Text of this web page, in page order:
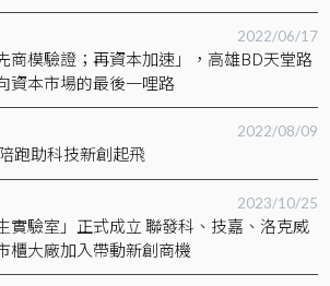
2022/06/17
商模驗證；再資本加速」，高雄BD天堂路
資本市場的最後一哩路
2022/08/09
跑助科技新創起飛
2023/10/25
實驗室」正式成立 聯發科、技嘉、洛克威
櫃大廠加入帶動新創商機